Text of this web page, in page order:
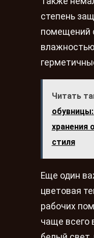
степень
помещений
Читать
хранения
стиля
Еще один
цветовая
рабочих
чаще всего